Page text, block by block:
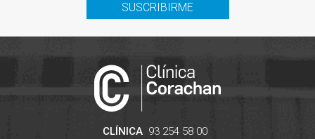
SUSCRIBIRME
CLÍNICA 93 254 58 00